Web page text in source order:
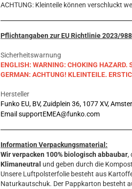
Television
ACHTUNG: Kleinteile können verschluckt
Pflichtangaben zur EU Richtlinie 2023/
Sicherheitswarnung
ENGLISH: WARNING: CHOKING
GERMAN: ACHTUNG! KLEINTEILE.
Hersteller
Funko EU, BV, Zuidplein 36, 1077 XV,
Email supportEMEA@funko.com
Information Verpackungsmaterial:
Wir verpacken 100% biologisch abbaubar,
Klimaneutral und geben durch die
Unsere Luftpolsterfolie besteht aus
Naturkautschuk. Der Pappkarton besteht